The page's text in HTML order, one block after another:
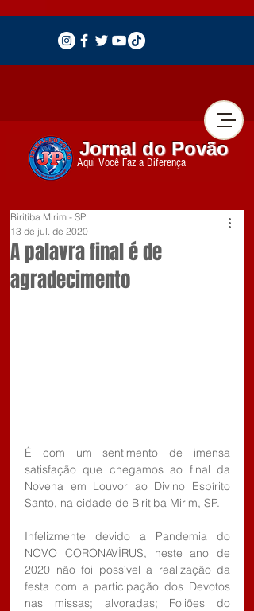
Jornal do Povão
Aqui Você Faz a Diferença
A palavra final é de
agradecimento
Biritiba Mirim - SP
13 de jul. de 2020
É com um sentimento de imensa
satisfação que chegamos ao final da
Novena em Louvor ao Divino Espírito
Santo, na cidade de Biritiba Mirim, SP.
Infelizmente devido a Pandemia do
NOVO CORONAVÍRUS, neste ano de
2020 não foi possível a realização da
festa com a participação dos Devotos
nas missas; alvoradas; Foliões do